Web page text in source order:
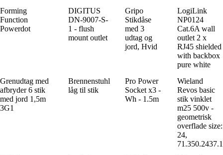
Forming
Function
Powerdot
DIGITUS
DN-9007-S-
1 - flush
mount outlet
Gripo
Stikdåse
med 3
udtag og
jord, Hvid
LogiLink
NP0124
Cat.6A wall
outlet 2 x
RJ45 shielded
with backbox
pure white
Grenudtag med
afbryder 6 stik
med jord 1,5m
3G1
Brennenstuhl
låg til stik
Pro Power
Socket x3 -
Wh - 1.5m
Wieland
Revos basic
stik vinklet
m25 500v -
geometrisk
overflade size:
24,
71.350.2437.1